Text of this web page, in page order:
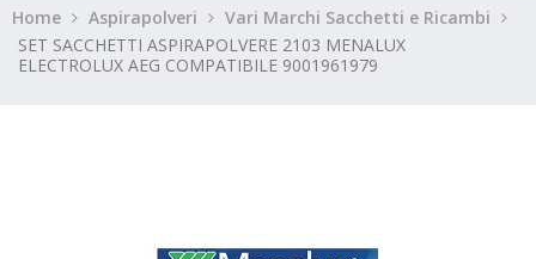
Home Aspirapolveri
Vari Marchi Sacchetti e Ricambi
SET SACCHETTI ASPIRAPOLVERE 2103 MENALUX
ELECTROLUX AEG COMPATIBILE 9001961979